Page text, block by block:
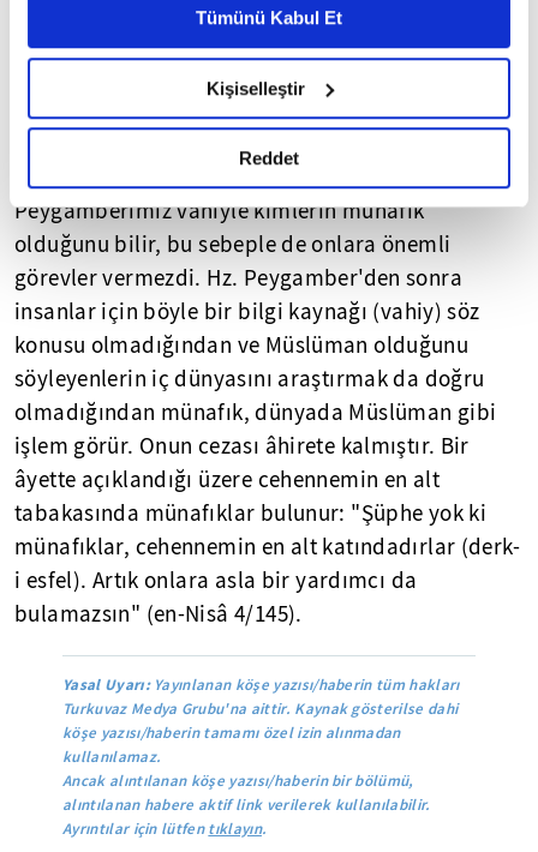
Metnimizi ziyaret edebilirsiniz.
6698 sayılı Kişisel Verilerin Korunması Kanunu uyarınca
okumak ve sitemizi ziyaretiniz kapsamında
gerçekleştirilen veri işleme faaliyetleri ile ilgili daha
detaylı bilgi almak için lütfentıklayınız.
Tümünü Kabul Et
Kişiselleştir
Reddet
Münafıklar, İslâm toplumu için açık kâfirden daha
tehlikelidirler. Çünkü onlar dıştan müslümanmış
gibi gözüktüklerinden tanınmaları mümkün
değildir; içten içe müslüman toplumun huzur ve
Peygamberimiz vahiyle kimlerin münafık
olduğunu bilir, bu sebeple de onlara önemli
görevler vermezdi. Hz. Peygamber'den sonra
insanlar için böyle bir bilgi kaynağı (vahiy) söz
konusu olmadığından ve Müslüman olduğunu
söyleyenlerin iç dünyasını araştırmak da doğru
olmadığından münafık, dünyada Müslüman gibi
işlem görür. Onun cezası âhirete kalmıştır. Bir
âyette açıklandığı üzere cehennemin en alt
tabakasında münafıklar bulunur: "Şüphe yok ki
münafıklar, cehennemin en alt katındadırlar (derk-
i esfel). Artık onlara asla bir yardımcı da
bulamazsın" (en-Nisâ 4/145).
Yasal Uyarı:Yayınlanan köşe yazısı/haberin tüm hakları
Turkuvaz Medya Grubu'na aittir. Kaynak gösterilse dahi
köşe yazısı/haberin tamamı özel izin alınmadan
kullanılamaz.
Ancak alıntılanan köşe yazısı/haberin bir bölümü,
alıntılanan habere aktif link verilerek kullanılabilir.
Ayrıntılar için lütfentıklayın.